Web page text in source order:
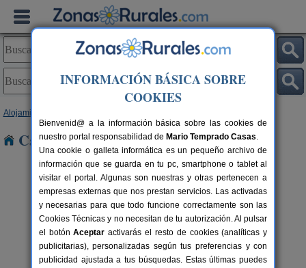
Alojamientos
Casas Rurales cerca de Dima
10+2 pers.
desde40 €
Casa Rural Goikoetxe
Zeanuri (Vizcaya)
INFORMACIÓN BÁSICA SOBRE
COOKIES
Bienvenid@ a la información básica sobre las cookies de
nuestro portal responsabilidad de Mario Temprado Casas.
Una cookie o galleta informática es un pequeño archivo de
información que se guarda en tu pc, smartphone o tablet al
visitar el portal. Algunas son nuestras y otras pertenecen a
empresas externas que nos prestan servicios. Las activadas
y necesarias para que todo funcione correctamente son las
Cookies Técnicas y no necesitan de tu autorización. Al pulsar
el botónAceptar activarás el resto de cookies (analíticas y
publicitarias), personalizadas según tus preferencias y con
publicidad ajustada a tus búsquedas. Estas últimas puedes